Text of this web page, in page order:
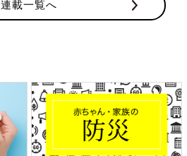
連載一覧へ